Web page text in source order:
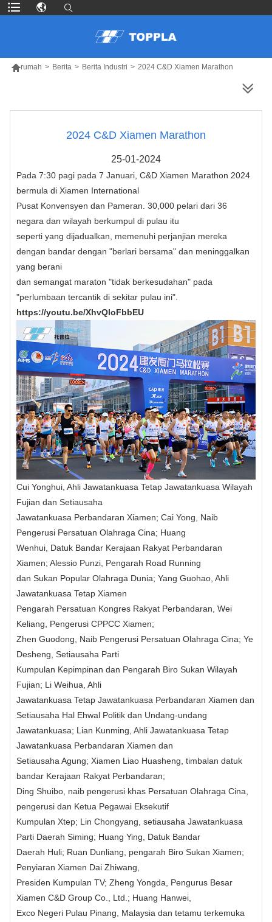
rumah > Berita > Berita Industri > 2024 C&D Xiamen Marathon
2024 C&D Xiamen Marathon
25-01-2024
Pada 7:30 pagi pada 7 Januari, C&D Xiamen Marathon 2024
bermula di Xiamen International
Pusat Konvensyen dan Pameran. 30,000 pelari dari 36
negara dan wilayah berkumpul di pulau itu
seperti yang dijadualkan, memenuhi perjanjian mereka
dengan bandar dengan "berlari bersama" dan meninggalkan
yang berani
dan semangat maraton "tidak berkesudahan" pada
"perlumbaan tercantik di sekitar pulau ini".
https://youtu.be/XhvQloFbbEU
Cui Yonghui, Ahli Jawatankuasa Tetap Jawatankuasa Wilayah
Fujian dan Setiausaha
Jawatankuasa Perbandaran Xiamen; Cai Yong, Naib
Pengerusi Persatuan Olahraga Cina; Huang
Wenhui, Datuk Bandar Kerajaan Rakyat Perbandaran
Xiamen; Alessio Punzi, Pengarah Road Running
dan Sukan Popular Olahraga Dunia; Yang Guohao, Ahli
Jawatankuasa Tetap Xiamen
Pengarah Persatuan Kongres Rakyat Perbandaran, Wei
Keliang, Pengerusi CPPCC Xiamen;
Zhen Guodong, Naib Pengerusi Persatuan Olahraga Cina; Ye
Desheng, Setiausaha Parti
Kumpulan Kepimpinan dan Pengarah Biro Sukan Wilayah
Fujian; Li Weihua, Ahli
Jawatankuasa Tetap Jawatankuasa Perbandaran Xiamen dan
Setiausaha Hal Ehwal Politik dan Undang-undang
Jawatankuasa; Lian Kunming, Ahli Jawatankuasa Tetap
Jawatankuasa Perbandaran Xiamen dan
Setiausaha Agung; Xiamen Liao Huasheng, timbalan datuk
bandar Kerajaan Rakyat Perbandaran;
Ding Shuibo, naib pengerusi khas Persatuan Olahraga Cina,
pengerusi dan Ketua Pegawai Eksekutif
Kumpulan Xtep; Lin Chongyang, setiausaha Jawatankuasa
Parti Daerah Siming; Huang Ying, Datuk Bandar
Daerah Huli; Ruan Dunliang, pengarah Biro Sukan Xiamen;
Penyiaran Xiamen Dai Zhiwang,
Presiden Kumpulan TV; Zheng Yongda, Pengurus Besar
Xiamen C&D Group Co., Ltd.; Huang Hanwei,
Exco Negeri Pulau Pinang, Malaysia dan tetamu terkemuka